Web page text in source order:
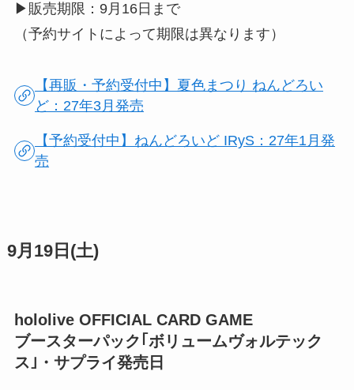
▶︎販売期限：9月16日まで
（予約サイトによって期限は異なります）
【再販・予約受付中】夏色まつり ねんどろい
ど：27年3月発売
【予約受付中】ねんどろいど IRyS：27年1月発
売
9月19日(土)
hololive OFFICIAL CARD GAME
ブースターパック｢ボリュームヴォルテック
ス｣・サプライ発売日